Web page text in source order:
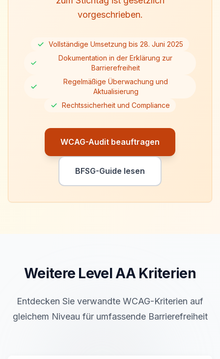
vorgeschrieben.
Vollständige Umsetzung bis 28. Juni 2025
Dokumentation in der Erklärung zur
Barrierefreiheit
Regelmäßige Überwachung und
Aktualisierung
Rechtssicherheit und Compliance
WCAG-Audit beauftragen
BFSG-Guide lesen
Weitere LevelAAKriterien
Entdecken Sie verwandte WCAG-Kriterien auf
gleichem Niveau für umfassende Barrierefreiheit